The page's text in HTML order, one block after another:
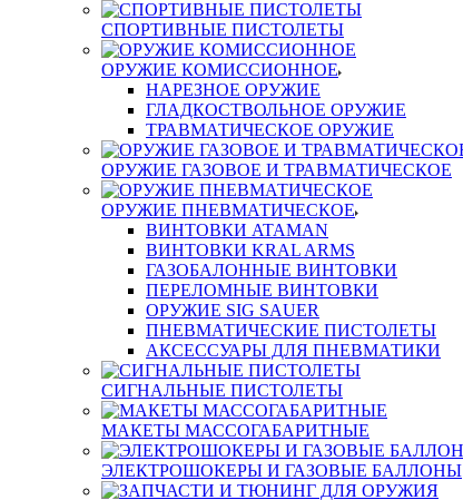
СПОРТИВНЫЕ ПИСТОЛЕТЫ
ОРУЖИЕ КОМИССИОННОЕ
НАРЕЗНОЕ ОРУЖИЕ
ГЛАДКОСТВОЛЬНОЕ ОРУЖИЕ
ТРАВМАТИЧЕСКОЕ ОРУЖИЕ
ОРУЖИЕ ГАЗОВОЕ И ТРАВМАТИЧЕСКОЕ
ОРУЖИЕ ПНЕВМАТИЧЕСКОЕ
ВИНТОВКИ ATAMAN
ВИНТОВКИ KRAL ARMS
ГАЗОБАЛОННЫЕ ВИНТОВКИ
ПЕРЕЛОМНЫЕ ВИНТОВКИ
ОРУЖИЕ SIG SAUER
ПНЕВМАТИЧЕСКИЕ ПИСТОЛЕТЫ
АКСЕССУАРЫ ДЛЯ ПНЕВМАТИКИ
СИГНАЛЬНЫЕ ПИСТОЛЕТЫ
МАКЕТЫ МАССОГАБАРИТНЫЕ
ЭЛЕКТРОШОКЕРЫ И ГАЗОВЫЕ БАЛЛОНЫ